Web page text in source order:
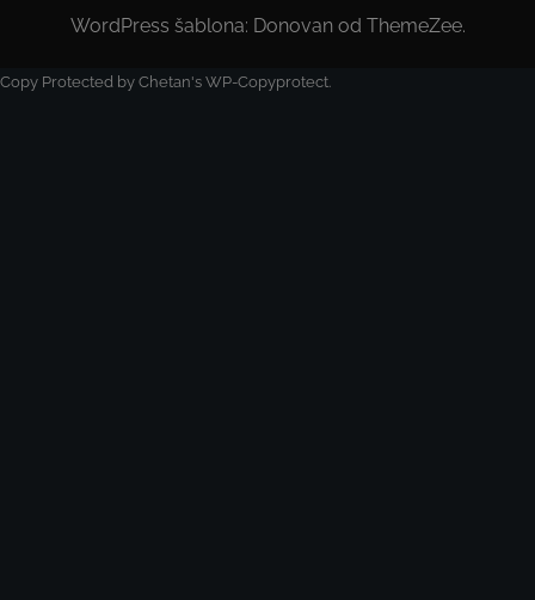
WordPress šablona: Donovan od ThemeZee.
Copy Protected by Chetan's WP-Copyprotect.